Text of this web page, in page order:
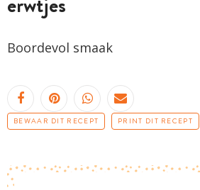
Boordevol smaak
BEWAAR DIT RECEPT PRINT DIT RECEPT